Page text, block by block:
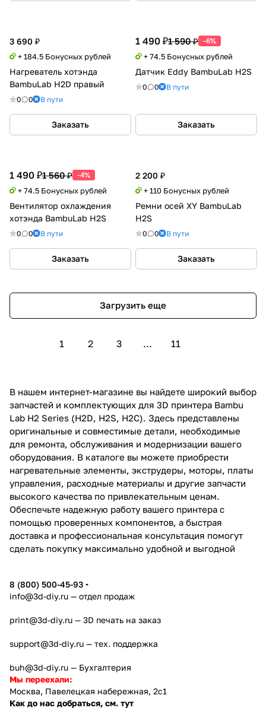
3 690 ₽
+ 184.5 Бонусных рублей
Нагреватель хотэнда
BambuLab H2D правый
0 0 В пути
Заказать
1 490 ₽1 590 ₽ -6%
+ 74.5 Бонусных рублей
Датчик Eddy BambuLab H2S
0 0 В пути
Заказать
1 490 ₽1 560 ₽ -4%
+ 74.5 Бонусных рублей
Вентилятор охлаждения
хотэнда BambuLab H2S
0 0 В пути
Заказать
2 200 ₽
+ 110 Бонусных рублей
Ремни осей XY BambuLab
H2S
0 0 В пути
Заказать
Загрузить еще
1 2 3 ... 11
В нашем интернет-магазине вы найдете широкий выбор
запчастей и комплектующих для 3D принтера Bambu
Lab H2 Series (H2D, H2S, H2C). Здесь представлены
оригинальные и совместимые детали, необходимые
для ремонта, обслуживания и модернизации вашего
оборудования. В каталоге вы можете приобрести
нагревательные элементы, экструдеры, моторы, платы
управления, расходные материалы и другие запчасти
высокого качества по привлекательным ценам.
Обеспечьте надежную работу вашего принтера с
помощью проверенных компонентов, а быстрая
доставка и профессиональная консультация помогут
сделать покупку максимально удобной и выгодной
8 (800) 500-45-93
info@3d-diy.ru — отдел продаж
print@3d-diy.ru — 3D печать на заказ
support@3d-diy.ru — тех. поддержка
buh@3d-diy.ru — Бухгалтерия
Мы переехали:
Москва, Павелецкая набережная, 2с1
Как до нас добраться, см. тут